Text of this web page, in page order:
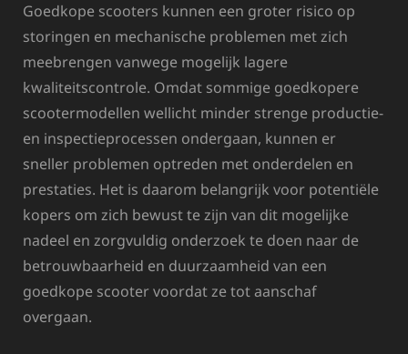
Goedkope scooters kunnen een groter risico op
storingen en mechanische problemen met zich
meebrengen vanwege mogelijk lagere
kwaliteitscontrole. Omdat sommige goedkopere
scootermodellen wellicht minder strenge productie-
en inspectieprocessen ondergaan, kunnen er
sneller problemen optreden met onderdelen en
prestaties. Het is daarom belangrijk voor potentiële
kopers om zich bewust te zijn van dit mogelijke
nadeel en zorgvuldig onderzoek te doen naar de
betrouwbaarheid en duurzaamheid van een
goedkope scooter voordat ze tot aanschaf
overgaan.